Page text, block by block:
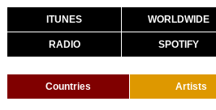
ITUNES WORLDWIDE
RADIO SPOTIFY
Countries Artists